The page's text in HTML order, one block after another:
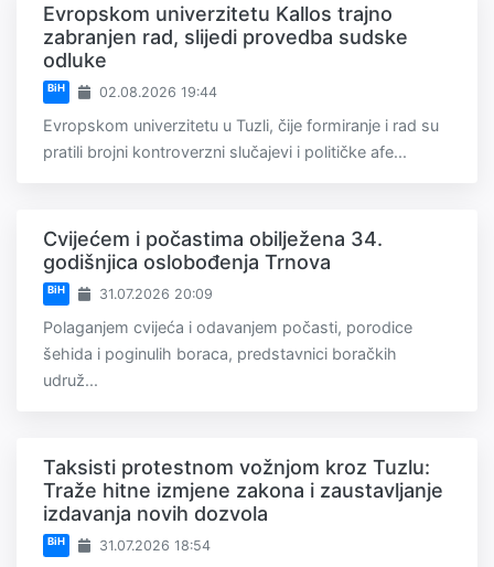
Evropskom univerzitetu Kallos trajno
zabranjen rad, slijedi provedba sudske
odluke
BiH 02.08.2026 19:44
Evropskom univerzitetu u Tuzli, čije formiranje i rad su
pratili brojni kontroverzni slučajevi i političke afe...
Cvijećem i počastima obilježena 34.
godišnjica oslobođenja Trnova
BiH 31.07.2026 20:09
Polaganjem cvijeća i odavanjem počasti, porodice
šehida i poginulih boraca, predstavnici boračkih
udruž...
Taksisti protestnom vožnjom kroz Tuzlu:
Traže hitne izmjene zakona i zaustavljanje
izdavanja novih dozvola
BiH 31.07.2026 18:54